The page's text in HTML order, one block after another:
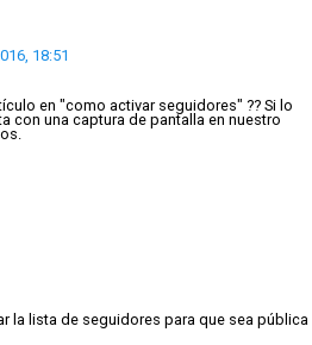
18:51
en "como activar seguidores" ?? Si lo
con una captura de pantalla en nuestro
la lista de seguidores para que sea pública